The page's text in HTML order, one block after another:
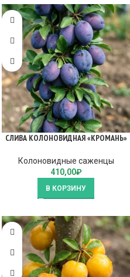
СЛИВА КОЛОНОВИДНАЯ «КРОМАНЬ»
Колоновидные саженцы
410,00₽
В КОРЗИНУ